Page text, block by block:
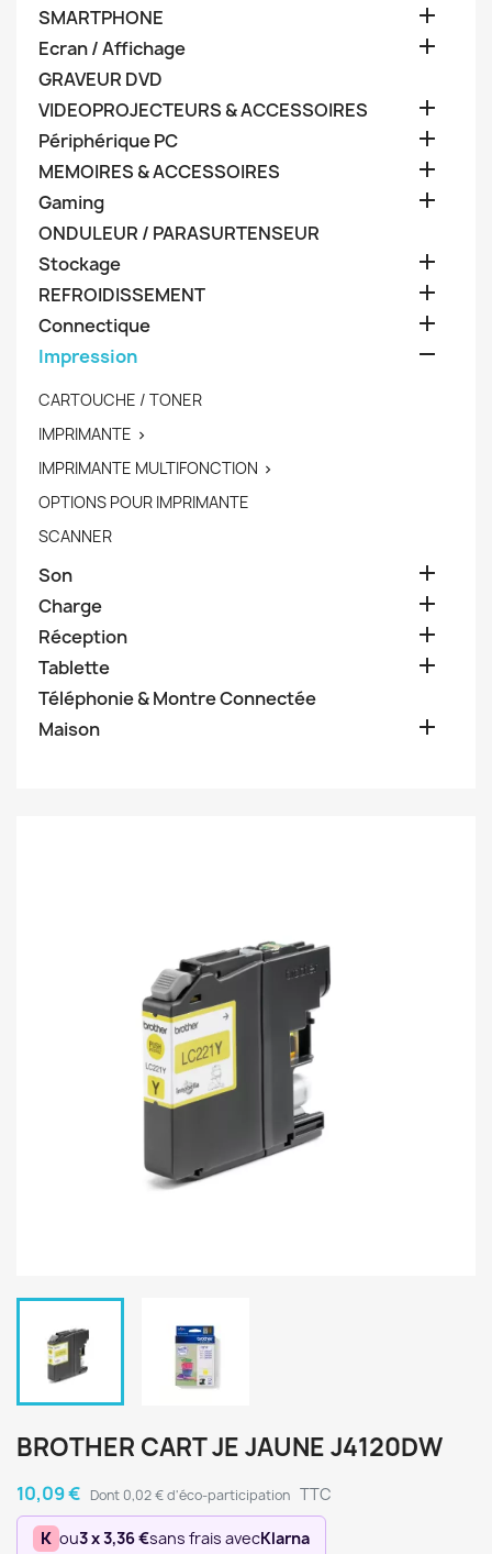
SMARTPHONE 
Ecran / Affichage 
GRAVEUR DVD
VIDEOPROJECTEURS & ACCESSOIRES

Périphérique PC 
MEMOIRES & ACCESSOIRES 
Gaming 
ONDULEUR / PARASURTENSEUR
Stockage

REFROIDISSEMENT 
Connectique 
Impression 
CARTOUCHE / TONER
IMPRIMANTE 
IMPRIMANTE MULTIFONCTION 
OPTIONS POUR IMPRIMANTE
SCANNER
Son 
Charge 
Réception 
Tablette 
Téléphonie & Montre Connectée
Maison

BROTHER CART JE JAUNE J4120DW
10,09 € Dont 0,02 € d'éco-participation TTC
K ou3 x 3,36 €sans frais avecKlarna